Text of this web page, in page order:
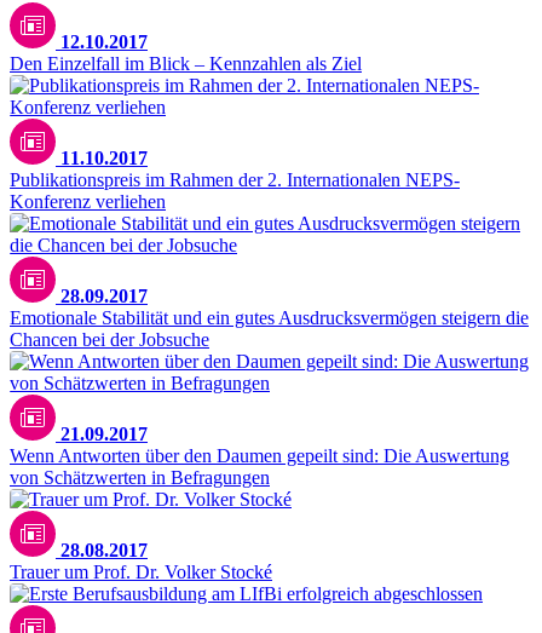
12.10.2017
Den Einzelfall im Blick – Kennzahlen als Ziel
11.10.2017
Publikationspreis im Rahmen der 2. Internationalen NEPS-
Konferenz verliehen
28.09.2017
Emotionale Stabilität und ein gutes Ausdrucksvermögen steigern die
Chancen bei der Jobsuche
21.09.2017
Wenn Antworten über den Daumen gepeilt sind: Die Auswertung
von Schätzwerten in Befragungen
28.08.2017
Trauer um Prof. Dr. Volker Stocké